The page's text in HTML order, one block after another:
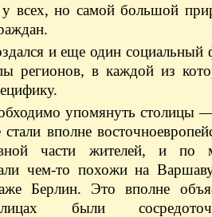
у всех, но самой большой
и еще один социальный
регионов, в каждой из
упомянуть столицы
вполне
части жителей, и по
чем-то похожи на
Берлин. Это вполне
были